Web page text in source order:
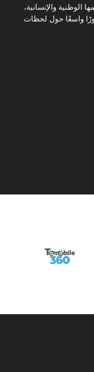
الوطنية والإنسانية،
واسعًا حول لحظات